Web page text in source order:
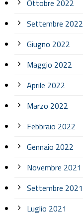
Ottobre 2022
Settembre 2022
Giugno 2022
Maggio 2022
Aprile 2022
Marzo 2022
Febbraio 2022
Gennaio 2022
Novembre 2021
Settembre 2021
Luglio 2021